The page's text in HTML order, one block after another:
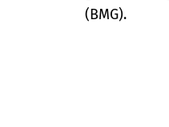
(BMG).